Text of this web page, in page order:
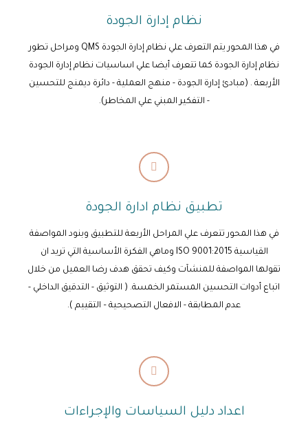
نظام إدارة الجودة
في هذا المحور يتم التعرف علي نظام إدارة الجودة QMS ومراحل تطور
نظام إدارة الجودة كما تتعرف أيضا علي اساسيات نظام إدارة الجودة
الأربعة . (مبادئ إدارة الجودة - منهج العملية - دائرة ديمنج للتحسين
- التفكير المبني علي المخاطر).
تطبيق نظام ادارة الجودة
في هذا المحور تتعرف علي المراحل الأربعة للتطبيق وبنود المواصفة
القياسية ISO 9001:2015 وماهي الفكرة الأساسية التي تريد ان
تقولها المواصفة للمنشآت وكيف تحقق هدف رضا العميل من خلال
اتباع أدوات التحسين المستمر الخمسة. ( التوثيق - التدقيق الداخلي -
عدم المطابقة - الافعال التصحيحية – التقييم ).
اعداد دليل السياسات والإجراءات